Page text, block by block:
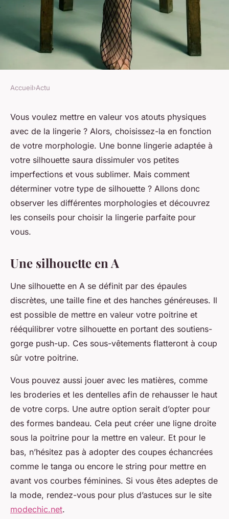
Comment bien choisir sa
lingerie en fonction de sa
morphologie ?
mélissa•30 juin 2023•2 min de lecture
Accueil›Actu
Vous voulez mettre en valeur vos atouts physiques
avec de la lingerie ? Alors, choisissez-la en fonction
de votre morphologie. Une bonne lingerie adaptée à
votre silhouette saura dissimuler vos petites
imperfections et vous sublimer. Mais comment
déterminer votre type de silhouette ? Allons donc
observer les différentes morphologies et découvrez
les conseils pour choisir la lingerie parfaite pour
vous.
Une silhouette en A
Une silhouette en A se définit par des épaules
discrètes, une taille fine et des hanches généreuses. Il
est possible de mettre en valeur votre poitrine et
rééquilibrer votre silhouette en portant des soutiens-
gorge push-up. Ces sous-vêtements flatteront à coup
sûr votre poitrine.
Vous pouvez aussi jouer avec les matières, comme
les broderies et les dentelles afin de rehausser le haut
de votre corps. Une autre option serait d’opter pour
des formes bandeau. Cela peut créer une ligne droite
sous la poitrine pour la mettre en valeur. Et pour le
bas, n’hésitez pas à adopter des coupes échancrées
comme le tanga ou encore le string pour mettre en
avant vos courbes féminines. Si vous êtes adeptes de
la mode, rendez-vous pour plus d’astuces sur le site
modechic.net.